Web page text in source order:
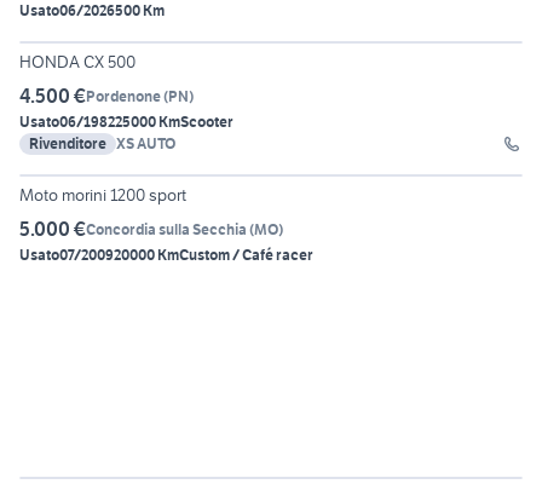
Usato06/2026500 Km
10
HONDA CX 500
4.500 €Pordenone(PN)
Usato06/198225000 KmScooter
Rivenditore XS AUTO
5
Moto morini 1200 sport
5.000 €Concordia sulla Secchia (MO)
Usato07/200920000 KmCustom / Café racer